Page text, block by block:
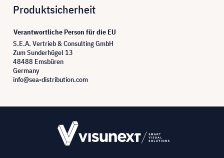
Produktsicherheit
Verantwortliche Person für die EU
S.E.A. Vertrieb & Consulting GmbH
Zum Sunderhügel 13
48488 Emsbüren
Germany
info@sea-distribution.com